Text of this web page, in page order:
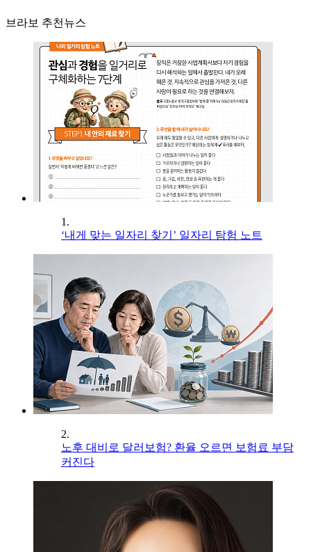
브라보 추천뉴스
1.
‘내게 맞는 일자리 찾기’ 일자리 탐험 노트
2.
노후 대비로 달러보험? 환율 오르면 보험료 부담
커진다